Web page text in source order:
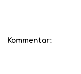
Kommentar: